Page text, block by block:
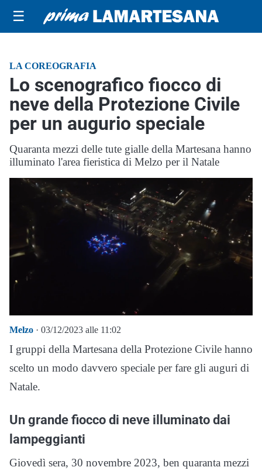
☰
LA COREOGRAFIA
Lo scenografico fiocco di
neve della Protezione Civile
per un augurio speciale
Quaranta mezzi delle tute gialle della Martesana hanno
illuminato l'area fieristica di Melzo per il Natale
Melzo · 03/12/2023 alle 11:02
I gruppi della Martesana della Protezione Civile hanno
scelto un modo davvero speciale per fare gli auguri di
Natale.
Un grande fiocco di neve illuminato dai
lampeggianti
Giovedì sera, 30 novembre 2023, ben quaranta mezzi